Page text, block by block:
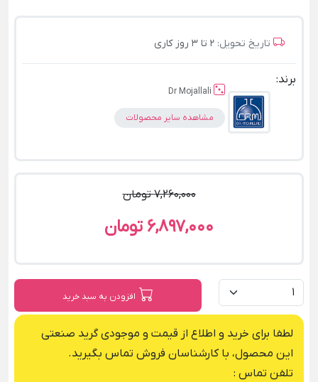
تاریخ تحویل: 2 تا 3 روز کاری
برند:
Dr Mojallali
مشاهده سایر محصولات
7,260,000 تومان
6,897,000 تومان
افزودن به سبد خرید
لطفا برای خرید و اطلاع از قیمت و موجودی گرید صنعتی
این محصول، با کارشناسان فروش تماس بگیرید.
تلفن تماس :